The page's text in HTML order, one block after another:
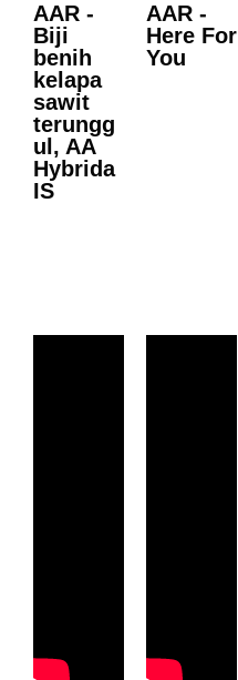
AAR -
Biji
benih
kelapa
sawit
terungg
ul, AA
Hybrida
IS
AAR -
Here For
You